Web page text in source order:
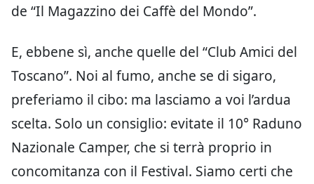
de “Il Magazzino dei Caffè del Mondo”.
E, ebbene sì, anche quelle del “Club Amici del
Toscano”. Noi al fumo, anche se di sigaro,
preferiamo il cibo: ma lasciamo a voi l’ardua
scelta. Solo un consiglio: evitate il 10° Raduno
Nazionale Camper, che si terrà proprio in
concomitanza con il Festival. Siamo certi che